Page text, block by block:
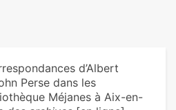
d’Albert
Perse dans les
Méjanes à Aix-en-